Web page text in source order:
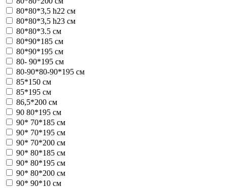
80*80*3,5 h22 см
80*80*3,5 h23 см
80*80*3.5 см
80*90*185 см
80*90*195 см
80- 90*195 см
80-90*80-90*195 см
85*150 см
85*195 см
86,5*200 см
90 80*195 см
90* 70*185 см
90* 70*195 см
90* 70*200 см
90* 80*185 см
90* 80*195 см
90* 80*200 см
90* 90*10 см